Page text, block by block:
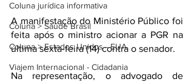
Coluna jurídica informativa
Coluna > Saúde Brasil
Coluna > Estados Unidos - EUA
Viajem Internacional - Cidadania
A manifestação do Ministério Público foi
feita após o ministro acionar a PGR na
última sexta-feira (14) contra o senador.
Na representação, o advogado de